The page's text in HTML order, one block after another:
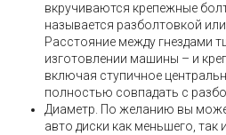
вкручиваются крепежные
называется разболтовкой
Расстояние между гнездами
изготовлении машины – и
включая ступичное
полностью совпадать с
Диаметр. По желанию вы
авто диски как меньшего, так